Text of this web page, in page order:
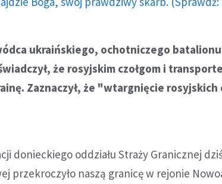
ukraińskiego, ochotniczego batalionu
że rosyjskim czołgom i
Zaznaczył, że "wtargnięcie
donieckiego oddziału Straży Granicznej
przekroczyło naszą granicę w rejonie